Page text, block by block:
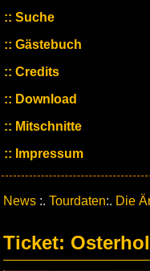
Suche
Gästebuch
Credits
Download
Mitschnitte
Impressum
News :. Tourdaten:. Die
Ticket: